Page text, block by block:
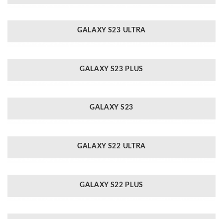
GALAXY S23 ULTRA
GALAXY S23 PLUS
GALAXY S23
GALAXY S22 ULTRA
GALAXY S22 PLUS